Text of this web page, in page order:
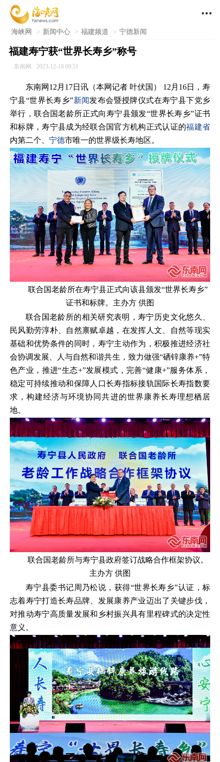

海峡网 > 新闻中心 > 福建频道 > 宁德新闻
福建寿宁获“世界长寿乡”称号
东南网 2023-12-18 09:51
东南网12月17日讯（本网记者 叶伏国） 12月16日，寿
宁县“世界长寿乡”新闻发布会暨授牌仪式在寿宁县下党乡
举行，联合国老龄所正式向寿宁县颁发“世界长寿乡”证书
和标牌，寿宁县成为经联合国官方机构正式认证的福建省
内第二个、 宁德市唯一的世界级长寿地区。
联合国老龄所在寿宁县正式向该县颁发“世界长寿乡”
证书和标牌。主办方 供图
联合国老龄所的相关研究表明，寿宁历史文化悠久、
民风勤劳淳朴、自然禀赋卓越，在发挥人文、自然等现实
基础和优势条件的同时，寿宁主动作为，积极推进经济社
会协调发展、人与自然和谐共生，致力做强“硒锌康养+”特
色产业，推进“生态+”发展模式，完善“健康+”服务体系，
稳定可持续推动和保障人口长寿指标接轨国际长寿指数要
求，构建经济与环境协同共进的世界康养长寿理想栖居
地。
联合国老龄所与寿宁县政府签订战略合作框架协议。
主办方 供图
寿宁县委书记周乃松说，获得“世界长寿乡”认证，标
志着寿宁打造长寿品牌、发展康养产业迈出了关键步伐，
对推动寿宁高质量发展和乡村振兴具有里程碑式的决定性
意义。